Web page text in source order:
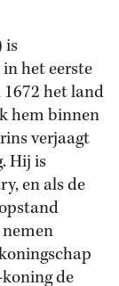
is
het eerste
het land
hem binnen
verjaagt
Hij is
en als de
de